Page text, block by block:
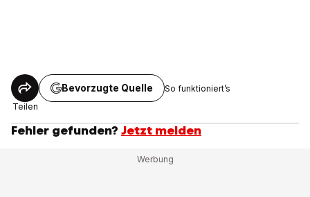
Teilen
Bevorzugte Quelle So funktioniert’s
Fehler gefunden? Jetzt melden